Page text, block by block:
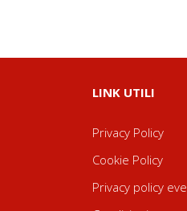
LINK UTILI
Privacy Policy
Cookie Policy
Privacy policy